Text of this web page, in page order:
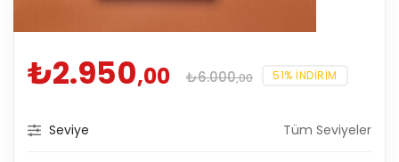
₺2.950,00 ₺6.000,00 51% INDIRIM
Seviye Tüm Seviyeler